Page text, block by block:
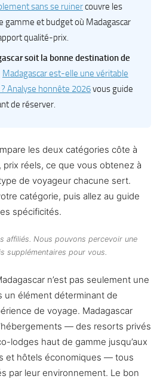
sans se ruinercouvre les
gamme et budget où Madagascar
qualité-prix.
soit la bonne destination de
Madagascar est-elle une véritable
Analyse honnête 2026vous guide
de réserver.
les deux catégories côte à
réels, ce que vous obtenez à
de voyageur chacune sert.
catégorie, puis allez au guide
spécificités.
affiliés. Nous pouvons percevoir une
supplémentaires pour vous.
n’est pas seulement une
un élément déterminant de
de voyage. Madagascar
— des resorts privés
lodges haut de gamme jusqu’aux
et hôtels économiques — tous
par leur environnement. Le bon